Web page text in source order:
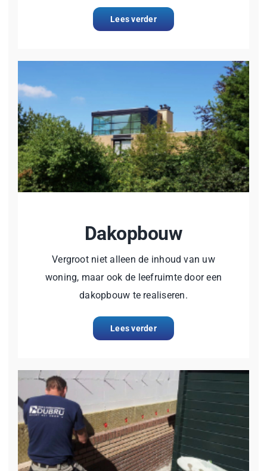
Lees verder
Dakopbouw
Vergroot niet alleen de inhoud van uw
woning, maar ook de leefruimte door een
dakopbouw te realiseren.
Lees verder